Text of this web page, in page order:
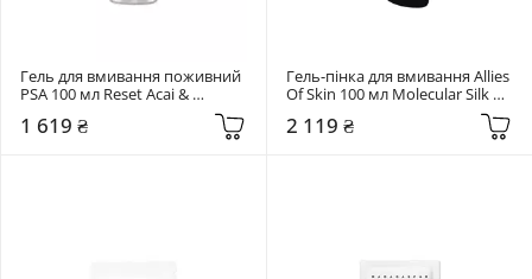
Гель для вмивання поживний
PSA 100 мл Reset Acai &
Cleanser
1 619 ₴
Гель-пінка для вмивання Allies
Of Skin 100 мл Molecular Silk
2 119 ₴